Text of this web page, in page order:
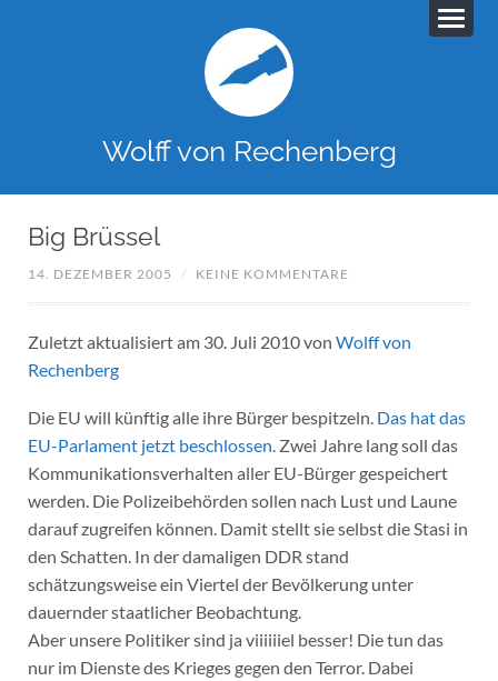
Wolff von Rechenberg
Big Brüssel
14. DEZEMBER 2005 / KEINE KOMMENTARE
Zuletzt aktualisiert am 30. Juli 2010 von Wolff von
Rechenberg
Die EU will künftig alle ihre Bürger bespitzeln. Das hat das
EU-Parlament jetzt beschlossen.Zwei Jahre lang soll das
Kommunikationsverhalten aller EU-Bürger gespeichert
werden. Die Polizeibehörden sollen nach Lust und Laune
darauf zugreifen können. Damit stellt sie selbst die Stasi in
den Schatten. In der damaligen DDR stand
schätzungsweise ein Viertel der Bevölkerung unter
dauernder staatlicher Beobachtung.
Aber unsere Politiker sind ja viiiiiiel besser! Die tun das
nur im Dienste des Krieges gegen den Terror. Dabei